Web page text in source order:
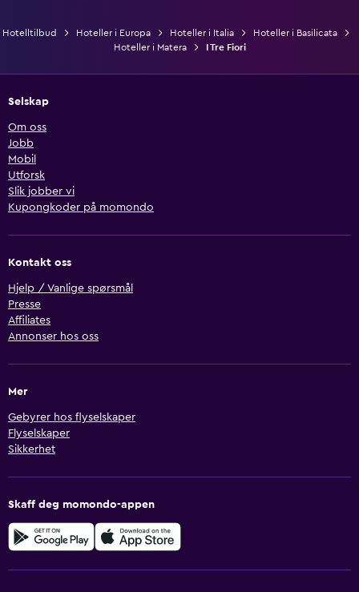
Hotelltilbud Hoteller i Europa Hoteller i Italia
Hoteller i Basilicata
Hoteller i Matera
I Tre Fiori
Selskap
Om oss
Jobb
Mobil
Utforsk
Slik jobber vi
Kupongkoder på momondo
Kontakt oss
Hjelp / Vanlige spørsmål
Presse
Affiliates
Annonser hos oss
Mer
Gebyrer hos flyselskaper
Flyselskaper
Sikkerhet
Skaff deg momondo-appen